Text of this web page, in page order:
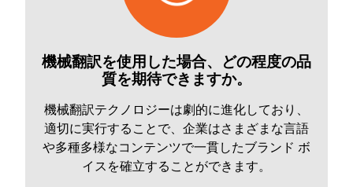
機械翻訳を使用した場合、どの程度の品
質を期待できますか。
機械翻訳テクノロジーは劇的に進化しており、
適切に実行することで、企業はさまざまな言語
や多種多様なコンテンツで一貫したブランド ボ
イスを確立することができます。